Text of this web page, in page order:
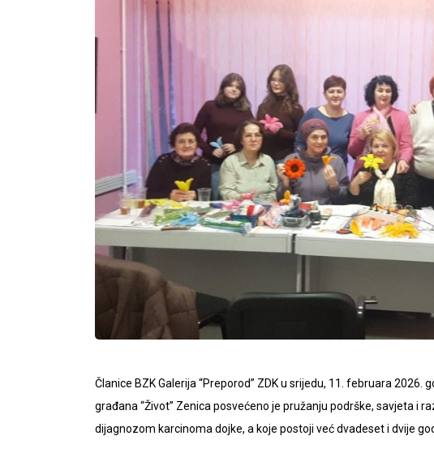
Članice BZK Galerija “Preporod” ZDK u srijedu, 11. februara 2026.
građana “Život” Zenica posvećeno je pružanju podrške, savjeta i
dijagnozom karcinoma dojke, a koje postoji već dvadeset i dvije